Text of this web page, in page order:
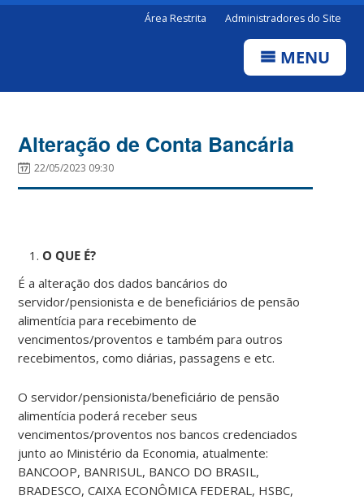
Área Restrita Administradores do Site
MENU
Alteração de Conta Bancária
22/05/2023 09:30
O QUE É?
É a alteração dos dados bancários do
servidor/pensionista e de beneficiários de pensão
alimentícia para recebimento de
vencimentos/proventos e também para outros
recebimentos, como diárias, passagens e etc.
O servidor/pensionista/beneficiário de pensão
alimentícia poderá receber seus
vencimentos/proventos nos bancos credenciados
junto ao Ministério da Economia, atualmente:
BANCOOP, BANRISUL, BANCO DO BRASIL,
BRADESCO, CAIXA ECONÔMICA FEDERAL, HSBC,